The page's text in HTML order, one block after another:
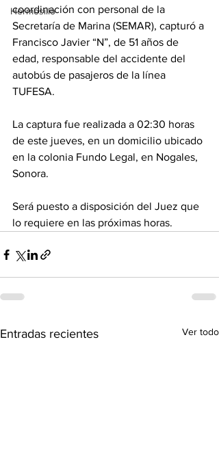
Hermosillo
coordinación con personal de la
Secretaría de Marina (SEMAR), capturó a
Francisco Javier “N”, de 51 años de
edad, responsable del accidente del
autobús de pasajeros de la línea
TUFESA.
La captura fue realizada a 02:30 horas
de este jueves, en un domicilio ubicado
en la colonia Fundo Legal, en Nogales,
Sonora.
Será puesto a disposición del Juez que
lo requiere en las próximas horas.
Entradas recientes Ver todo